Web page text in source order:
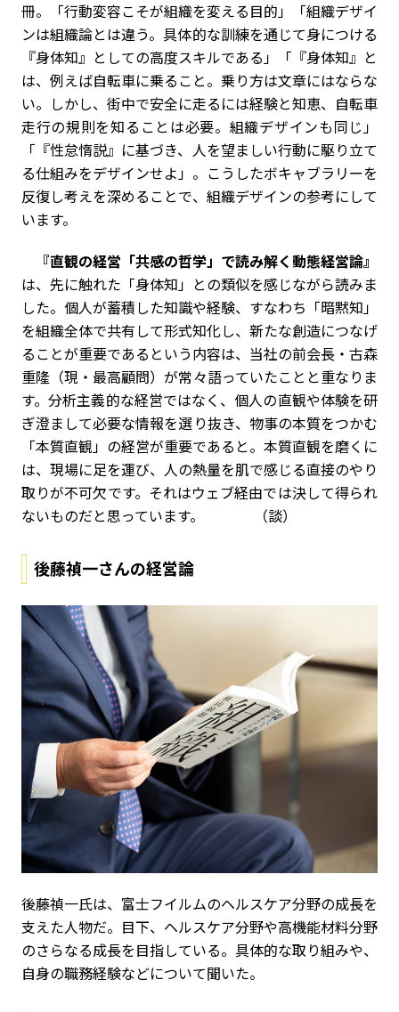
冊。「行動変容こそが組織を変える目的」「組織デザイ
ンは組織論とは違う。具体的な訓練を通じて身につける
『身体知』としての高度スキルである」「『身体知』と
は、例えば自転車に乗ること。乗り方は文章にはならな
い。しかし、街中で安全に走るには経験と知恵、自転車
走行の規則を知ることは必要。組織デザインも同じ」
「『性怠惰説』に基づき、人を望ましい行動に駆り立て
る仕組みをデザインせよ」。こうしたボキャブラリーを
反復し考えを深めることで、組織デザインの参考にして
います。
『直観の経営「共感の哲学」で読み解く動態経営論』
は、先に触れた「身体知」との類似を感じながら読みま
した。個人が蓄積した知識や経験、すなわち「暗黙知」
を組織全体で共有して形式知化し、新たな創造につなげ
ることが重要であるという内容は、当社の前会長・古森
重隆（現・最高顧問）が常々語っていたことと重なりま
す。分析主義的な経営ではなく、個人の直観や体験を研
ぎ澄まして必要な情報を選り抜き、物事の本質をつかむ
「本質直観」の経営が重要であると。本質直観を磨くに
は、現場に足を運び、人の熱量を肌で感じる直接のやり
取りが不可欠です。それはウェブ経由では決して得られ
ないものだと思っています。 （談）
後藤禎一さんの経営論
後藤禎一氏は、富士フイルムのヘルスケア分野の成長を
支えた人物だ。目下、ヘルスケア分野や高機能材料分野
のさらなる成長を目指している。具体的な取り組みや、
自身の職務経験などについて聞いた。